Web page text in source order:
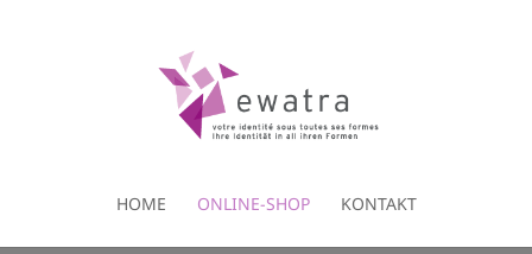
HOME ONLINE-SHOP KONTAKT